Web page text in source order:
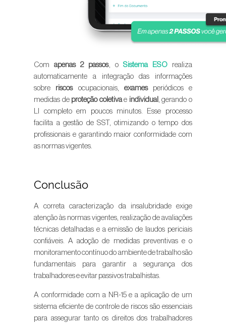
Comapenas 2 passos, o Sistema ESOrealiza
automaticamente a integração das informações
sobre riscos ocupacionais, exames periódicos e
medidas de proteção coletivae individual , gerando o
LI completo em poucos minutos. Esse processo
facilita a gestão de SST, otimizando o tempo dos
profissionais e garantindo maior conformidade com
as normas vigentes.
Conclusão
A correta caracterização da insalubridade exige
atenção às normas vigentes, realização de avaliações
técnicas detalhadas e a emissão de laudos periciais
confiáveis. A adoção de medidas preventivas e o
monitoramento contínuo do ambiente de trabalho são
fundamentais para garantir a segurança dos
trabalhadores e evitar passivos trabalhistas.
A conformidade com a NR-15 e a aplicação de um
sistema eficiente de controle de riscos são essenciais
para assegurar tanto os direitos dos trabalhadores